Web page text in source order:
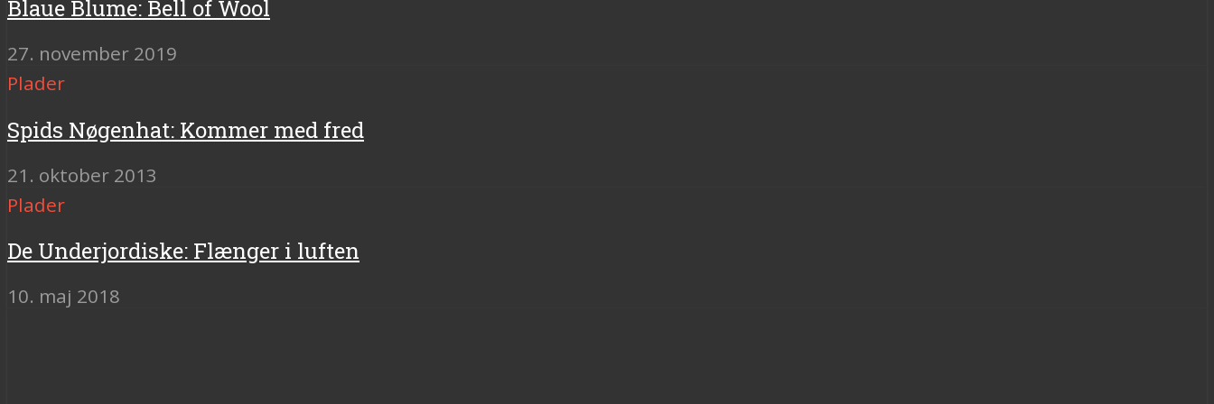
Blaue Blume: Bell of Wool
27. november 2019
Plader
Spids Nøgenhat: Kommer med fred
21. oktober 2013
Plader
De Underjordiske: Flænger i luften
10. maj 2018